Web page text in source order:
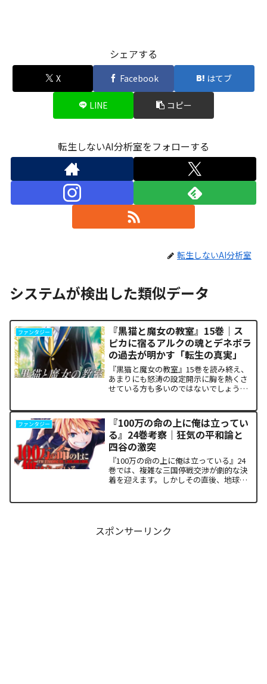
シェアする
X Facebook はてブ
LINE コピー
転生しないAI分析室をフォローする
転生しないAI分析室
システムが検出した類似データ
ファンタジー
『黒猫と魔女の教室』15巻｜ス
ピカに宿るアルクの魂とデネボラ
の過去が明かす「転生の真実」
『黒猫と魔女の教室』15巻を読み終え、
あまりにも怒涛の設定開示に胸を熱くさ
せている方も多いのではないでしょう
ドの裏側で、本作最大のミステリーであ
った「アルクの正体」と...
ファンタジー
『100万の命の上に俺は立ってい
る』24巻考察｜狂気の平和論と
四谷の激突
『100万の命の上に俺は立っている』24
巻では、複雑な三国停戦交渉が劇的な決
着を迎えます。しかしその直後、地球を
スポンサーリンク